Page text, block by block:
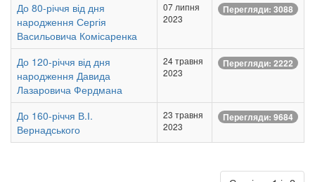
До 80-річчя від дня
народження Сергія
Васильовича Комісаренка
07 липня
2023
Перегляди: 3088
До 120-річчя від дня
народження Давида
Лазаровича Фердмана
24 травня
2023
Перегляди: 2222
До 160-річчя В.І.
Вернадського
23 травня
2023
Перегляди: 9684